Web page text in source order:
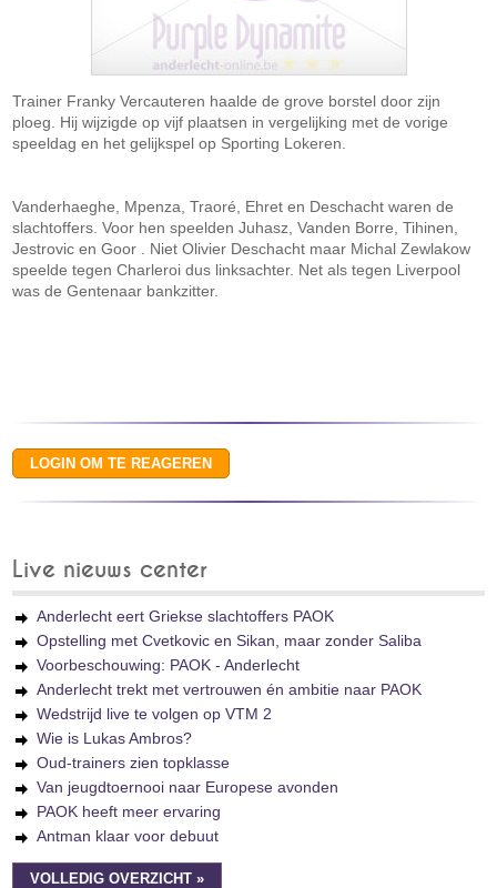
Trainer Franky Vercauteren haalde de grove borstel door zijn
ploeg. Hij wijzigde op vijf plaatsen in vergelijking met de vorige
speeldag en het gelijkspel op Sporting Lokeren.
Vanderhaeghe, Mpenza, Traoré, Ehret en Deschacht waren de
slachtoffers. Voor hen speelden Juhasz, Vanden Borre, Tihinen,
Jestrovic en Goor . Niet Olivier Deschacht maar Michal Zewlakow
speelde tegen Charleroi dus linksachter. Net als tegen Liverpool
was de Gentenaar bankzitter.
Live nieuws center
Anderlecht eert Griekse slachtoffers PAOK
Opstelling met Cvetkovic en Sikan, maar zonder Saliba
Voorbeschouwing: PAOK - Anderlecht
Anderlecht trekt met vertrouwen én ambitie naar PAOK
Wedstrijd live te volgen op VTM 2
Wie is Lukas Ambros?
Oud-trainers zien topklasse
Van jeugdtoernooi naar Europese avonden
PAOK heeft meer ervaring
Antman klaar voor debuut
VOLLEDIG OVERZICHT »